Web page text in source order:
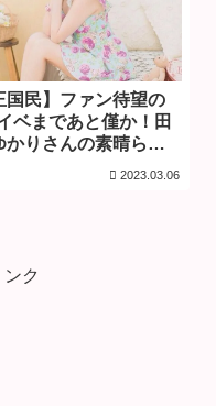
国民】ファン待望の
ベまであと僅か！田
かりさんの素晴らし
2023.03.06
ク